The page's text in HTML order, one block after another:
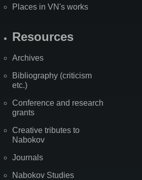
Places in VN's works
Resources
Archives
Bibliography (criticism
etc.)
Conference and research
grants
Creative tributes to
Nabokov
Journals
Nabokov Studies